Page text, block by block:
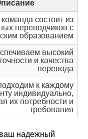
состоит из
переводчиков с
образованием
высокий
и качества
перевода
к каждому
индивидуально,
их потребности и
требования
надежный